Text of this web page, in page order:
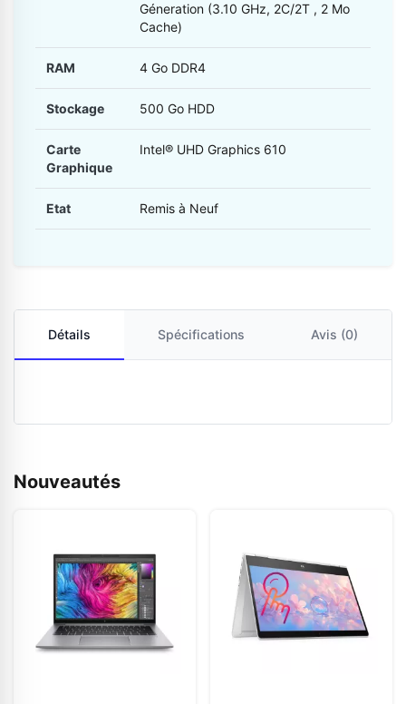
Géneration (3.10 GHz, 2C/2T , 2 Mo
Cache)
RAM 4 Go DDR4
Stockage 500 Go HDD
Carte
Graphique
Intel® UHD Graphics 610
Etat Remis à Neuf
Détails Spécifications Avis (0)
Nouveautés